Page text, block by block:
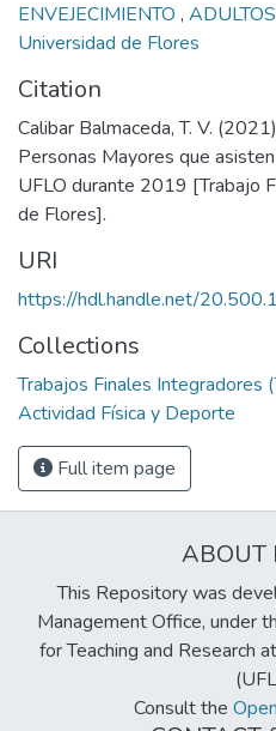
ENVEJECIMIENTO , ADULTOS
Universidad de Flores
Citation
Calibar Balmaceda, T. V.
Personas Mayores que
UFLO durante 2019 [Trabajo
de Flores].
URI
https://hdl.handle.net/
Collections
Trabajos Finales Integradores
Actividad Física y Deporte
Full item page
ABOUT
This Repository was
Management Office, under
for Teaching and Research
Consult the